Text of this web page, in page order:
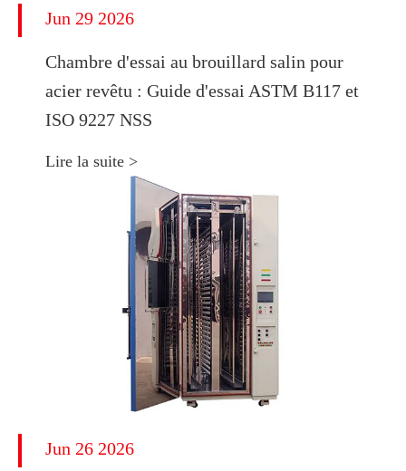
Jun 29 2026
Chambre d'essai au brouillard salin pour
acier revêtu : Guide d'essai ASTM B117 et
ISO 9227 NSS
Lire la suite >
Jun 26 2026